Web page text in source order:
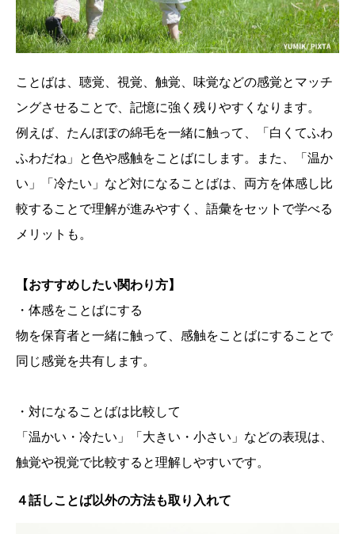
ことばは、聴覚、視覚、触覚、味覚などの感覚とマッチ
ングさせることで、記憶に強く残りやすくなります。
例えば、たんぽぽの綿毛を一緒に触って、「白くてふわ
ふわだね」と色や感触をことばにします。また、「温か
い」「冷たい」など対になることばは、両方を体感し比
較することで理解が進みやすく、語彙をセットで学べる
メリットも。
【おすすめしたい関わり方】
・体感をことばにする
物を保育者と一緒に触って、感触をことばにすることで
同じ感覚を共有します。
・対になることばは比較して
「温かい・冷たい」「大きい・小さい」などの表現は、
触覚や視覚で比較すると理解しやすいです。
４話しことば以外の方法も取り入れて